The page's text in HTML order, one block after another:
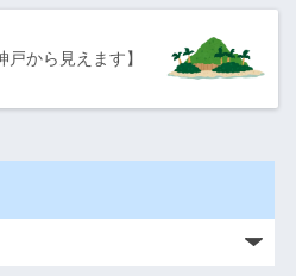
から見えます】